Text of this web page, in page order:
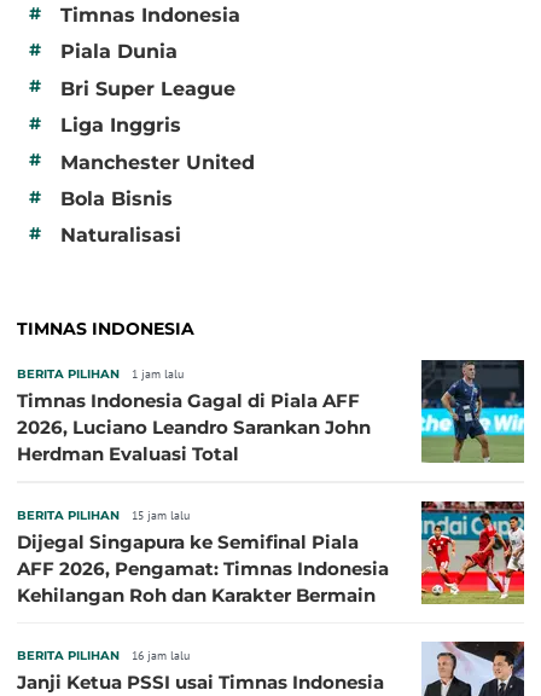
#
Timnas Indonesia
# Piala Dunia
# Bri Super League
# Liga Inggris
# Manchester United
# Bola Bisnis
# Naturalisasi
TIMNAS INDONESIA
BERITA PILIHAN 1 jam lalu
Timnas Indonesia Gagal di Piala AFF
2026, Luciano Leandro Sarankan John
Herdman Evaluasi Total
BERITA PILIHAN 15 jam lalu
Dijegal Singapura ke Semifinal Piala
AFF 2026, Pengamat: Timnas Indonesia
Kehilangan Roh dan Karakter Bermain
BERITA PILIHAN 16 jam lalu
Janji Ketua PSSI usai Timnas Indonesia